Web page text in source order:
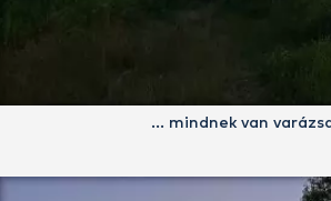
… mindnek van